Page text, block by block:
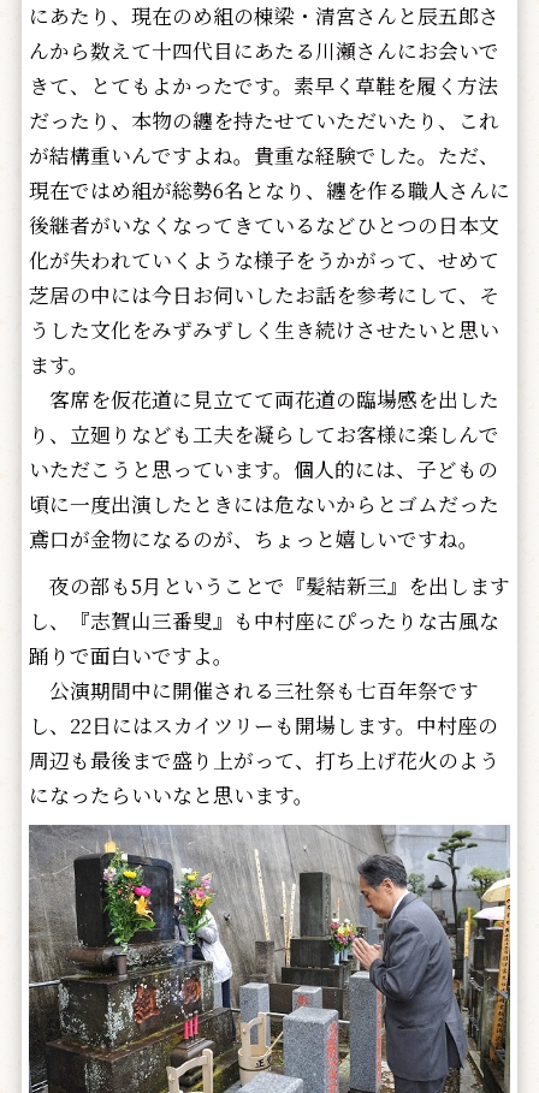
にあたり、現在のめ組の棟梁・清宮さんと辰五郎さ
んから数えて十四代目にあたる川瀬さんにお会いで
きて、とてもよかったです。素早く草鞋を履く方法
だったり、本物の纏を持たせていただいたり、これ
が結構重いんですよね。貴重な経験でした。ただ、
現在ではめ組が総勢6名となり、纏を作る職人さんに
後継者がいなくなってきているなどひとつの日本文
化が失われていくような様子をうかがって、せめて
芝居の中には今日お伺いしたお話を参考にして、そ
うした文化をみずみずしく生き続けさせたいと思い
ます。
客席を仮花道に見立てて両花道の臨場感を出した
り、立廻りなども工夫を凝らしてお客様に楽しんで
いただこうと思っています。個人的には、子どもの
頃に一度出演したときには危ないからとゴムだった
鳶口が金物になるのが、ちょっと嬉しいですね。
夜の部も5月ということで『髪結新三』を出します
し、『志賀山三番叟』も中村座にぴったりな古風な
踊りで面白いですよ。
公演期間中に開催される三社祭も七百年祭です
し、22日にはスカイツリーも開場します。中村座の
周辺も最後まで盛り上がって、打ち上げ花火のよう
になったらいいなと思います。